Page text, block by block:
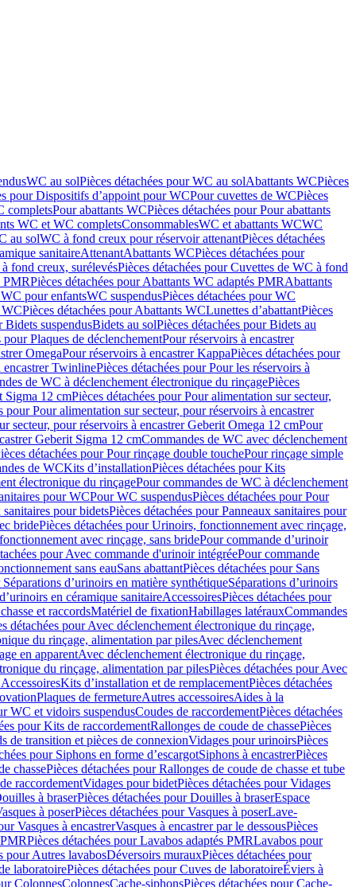
WC au solPièces détachées pour WC au solAbattants WCPièces
pour Dispositifs d’appoint pour WCPour cuvettes de WCPièces
completsPour abattants WCPièces détachées pour Pour abattants
WC et WC completsConsommablesWC et abattants WCWC
au solWC à fond creux pour réservoir attenantPièces détachées
sanitaireAttenantAbattants WCPièces détachées pour
fond creux, surélevésPièces détachées pour Cuvettes de WC à fond
PMRPièces détachées pour Abattants WC adaptés PMRAbattants
pour enfantsWC suspendusPièces détachées pour WC
Pièces détachées pour Abattants WCLunettes d’abattantPièces
Bidets suspendusBidets au solPièces détachées pour Bidets au
pour Plaques de déclenchementPour réservoirs à encastrer
OmegaPour réservoirs à encastrer KappaPièces détachées pour
encastrer TwinlinePièces détachées pour Pour les réservoirs à
de WC à déclenchement électronique du rinçagePièces
Sigma 12 cmPièces détachées pour Pour alimentation sur secteur,
pour Pour alimentation sur secteur, pour réservoirs à encastrer
secteur, pour réservoirs à encastrer Geberit Omega 12 cmPour
Geberit Sigma 12 cmCommandes de WC avec déclenchement
détachées pour Pour rinçage double touchePour rinçage simple
de WCKits d’installationPièces détachées pour Kits
électronique du rinçagePour commandes de WC à déclenchement
pour WCPour WC suspendusPièces détachées pour Pour
sanitaires pour bidetsPièces détachées pour Panneaux sanitaires pour
bridePièces détachées pour Urinoirs, fonctionnement avec rinçage,
avec rinçage, sans bridePour commande d’urinoir
pour Avec commande d'urinoir intégréePour commande
sans eauSans abattantPièces détachées pour Sans
d’urinoirs en matière synthétiqueSéparations d’urinoirs
en céramique sanitaireAccessoiresPièces détachées pour
et raccordsMatériel de fixationHabillages latérauxCommandes
détachées pour Avec déclenchement électronique du rinçage,
du rinçage, alimentation par pilesAvec déclenchement
en apparentAvec déclenchement électronique du rinçage,
du rinçage, alimentation par pilesPièces détachées pour Avec
Kits d’installation et de remplacementPièces détachées
Plaques de fermetureAutres accessoiresAides à la
WC et vidoirs suspendusCoudes de raccordementPièces détachées
pour Kits de raccordementRallonges de coude de chassePièces
de transition et pièces de connexionVidages pour urinoirsPièces
pour Siphons en forme d’escargotSiphons à encastrerPièces
chassePièces détachées pour Rallonges de coude de chasse et tube
raccordementVidages pour bidetPièces détachées pour Vidages
à braserPièces détachées pour Douilles à braserEspace
à poserPièces détachées pour Vasques à poserLave-
Vasques à encastrerVasques à encastrer par le dessousPièces
Pièces détachées pour Lavabos adaptés PMRLavabos pour
pour Autres lavabosDéversoirs murauxPièces détachées pour
laboratoirePièces détachées pour Cuves de laboratoireÉviers à
ColonnesColonnesCache-siphonsPièces détachées pour Cache-